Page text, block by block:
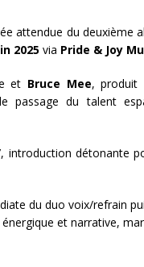
attendue du deuxième
2025via Pride & Joy
et Bruce Mee, produit
passage du talent
, introduction détonante
du duo voix/refrain
et narrative,